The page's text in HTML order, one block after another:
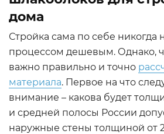
дома
Стройка сама по себе никогда
процессом дешевым. Однако,
важно правильно и точно
материала. Первое на что
внимание – какова будет
и средней полосы России
наружные стены толщиной от